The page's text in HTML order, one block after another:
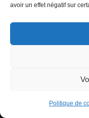
avoir un effet négatif sur
Politique de
manqueront pas une
Neve|